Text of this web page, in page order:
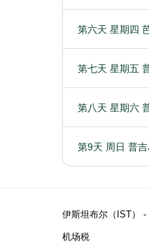
第六天 星期四
第七天 星期五
第八天 星期六
第9天 周日 普
伊斯坦布尔（IST）
机场税